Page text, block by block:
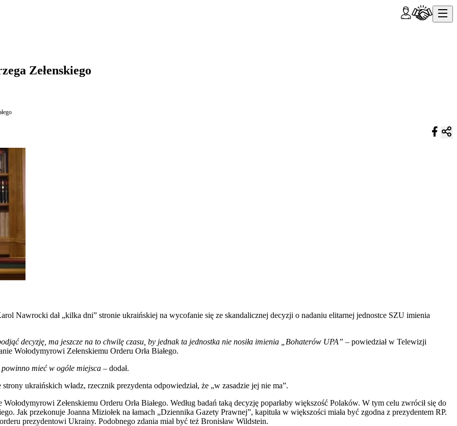
Zełenskiego
Nawrocki dał „kilka dni” stronie ukraińskiej na wycofanie się ze skandalicznej decyzji o nadaniu elitarnej jednostce SZU imienia
decyzję, ma jeszcze na to chwilę czasu, by jednak ta jednostka nie nosiła imienia „Bohaterów UPA” – powiedział w Telewizji
Wołodymyrowi Zełenskiemu Orderu Orła Białego.
powinno mieć w ogóle miejsca – dodał.
ukraińskich władz, rzecznik prezydenta odpowiedział, że „w zasadzie jej nie ma”.
Zełenskiemu Orderu Orła Białego. Według badań taką decyzję poparłaby większość Polaków. W tym celu zwrócił się do
Jak przekonuje Joanna Miziołek na łamach „Dziennika Gazety Prawnej”, kapituła w większości miała być zgodna z prezydentem RP.
prezydentowi Ukrainy. Podobnego zdania miał być też Bronisław Wildstein.